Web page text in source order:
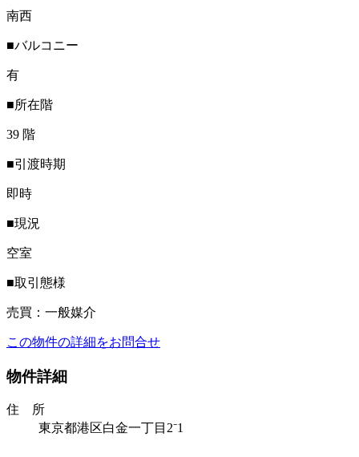
南西
■バルコニー
有
■所在階
39 階
■引渡時期
即時
■現況
空室
■取引態様
売買：一般媒介
この物件の詳細をお問合せ
物件詳細
住 所
東京都港区白金一丁目2⁻1